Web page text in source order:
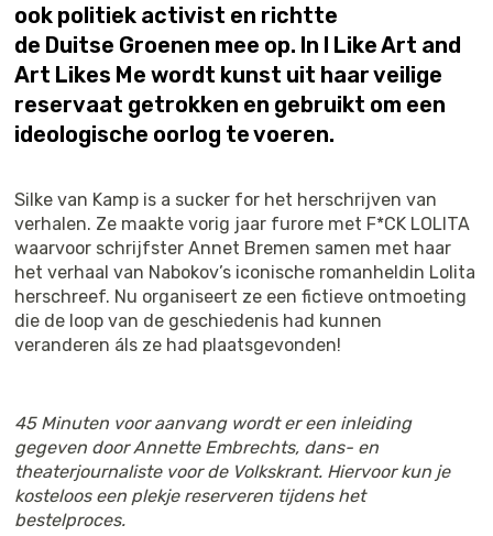
ook politiek activist en richtte
de Duitse Groenen mee op. In I Like Art and
Art Likes Me wordt kunst uit haar veilige
reservaat getrokken en gebruikt om een
ideologische oorlog te voeren.
Silke van Kamp is a sucker for het herschrijven van
verhalen. Ze maakte vorig jaar furore met F*CK LOLITA
waarvoor schrijfster Annet Bremen samen met haar
het verhaal van Nabokov’s iconische romanheldin Lolita
herschreef. Nu organiseert ze een fictieve ontmoeting
die de loop van de geschiedenis had kunnen
veranderen áls ze had plaatsgevonden!
45 Minuten voor aanvang wordt er een inleiding
gegeven door Annette Embrechts, dans- en
theaterjournaliste voor de Volkskrant. Hiervoor kun je
kosteloos een plekje reserveren tijdens het
bestelproces.